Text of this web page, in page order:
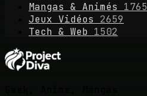
Mangas & Animés
1765
Jeux Vidéos
2659
Tech & Web 1502